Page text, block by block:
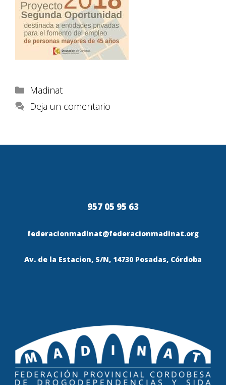
Madinat
Deja un comentario
957 05 95 63
federacionmadinat@federacionmadinat.org
Av. de la Estacion, S/N, 14730 Posadas, Córdoba